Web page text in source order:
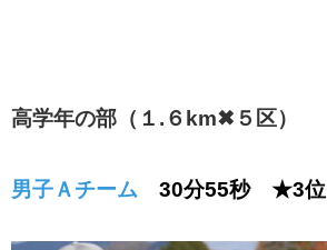
高学年の部（１.６km✖５区）
男子Ａチーム 30分55秒 ★3位